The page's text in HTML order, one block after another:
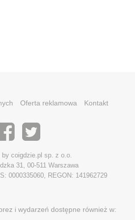
Oferta reklamowa Kontakt
by coigdzie.pl sp. z o.o.
31, 00-511 Warszawa
0000335060, REGON: 141962729
i wydarzeń dostępne również w: